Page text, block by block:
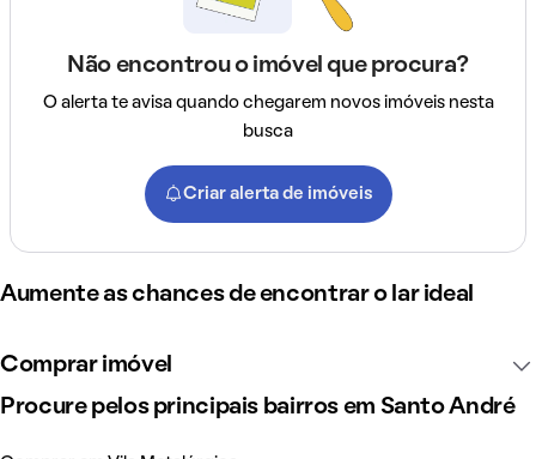
Não encontrou o imóvel que procura?
O alerta te avisa quando chegarem novos imóveis nesta
busca
Criar alerta de imóveis
Aumente as chances de encontrar o lar ideal
Comprar imóvel
Procure pelos principais bairros em Santo André